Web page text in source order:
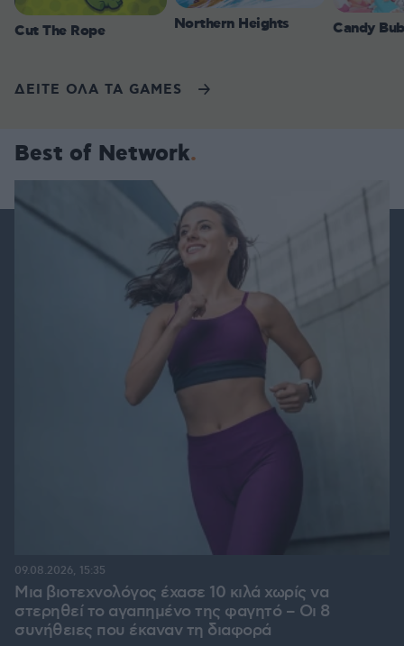
Cut The Rope Northern Heights Candy
ΔΕΙΤΕ ΟΛΑ ΤΑ GAMES
Best of Network
Μια βιοτεχνολόγος έχασε 10 κιλά χωρίς να
στερηθεί το αγαπημένο της φαγητό – Οι 8
συνήθειες που έκαναν τη διαφορά
09.08.2026, 15:35